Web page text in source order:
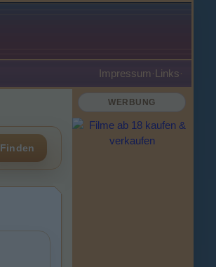
Impressum ·Links·
Finden
WERBUNG